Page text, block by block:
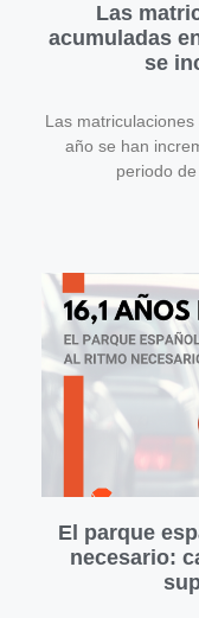
Las
acumuladas
se
Las
año se han
periodo
El parque
necesario: